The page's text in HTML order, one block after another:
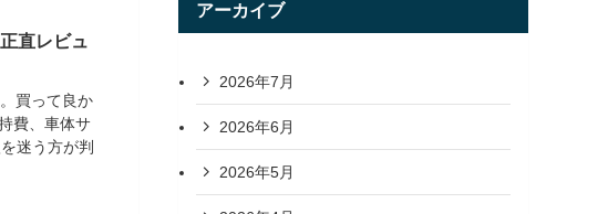
直レビュ
買って良か
費、車体サ
迷う方が判
アーカイブ
2026年7月
2026年6月
2026年5月